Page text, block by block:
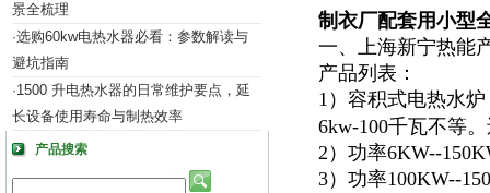
景全梳理
·选购60kw电热水器必看：参数解读与
避坑指南
·1500 升电热水器的日常维护要点，延
长设备使用寿命与制热效率
产品搜索
制衣厂配套用小型
一、上海新宁热能
产品列表：
1）容积式电热水
6kw-100千瓦不等
2）功率6KW--
3）功率100KW--